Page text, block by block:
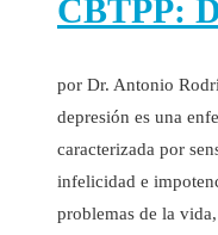
CBTPP:
por Dr. Antonio
depresión es una
caracterizada por
infelicidad e
problemas de la